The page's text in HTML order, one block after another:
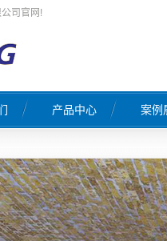
司官网!
书
化
们
产品中心
玻璃窑炉施工
窑炉热修工程
天然气燃烧系统工程
案例